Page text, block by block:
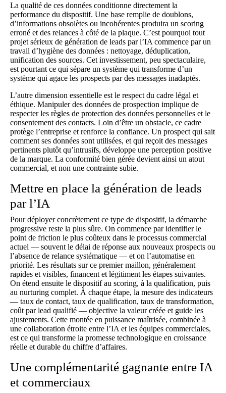
La qualité de ces données conditionne directement la
performance du dispositif. Une base remplie de doublons,
d’informations obsolètes ou incohérentes produira un scoring
erroné et des relances à côté de la plaque. C’est pourquoi tout
projet sérieux de génération de leads par l’IA commence par un
travail d’hygiène des données : nettoyage, déduplication,
unification des sources. Cet investissement, peu spectaculaire,
est pourtant ce qui sépare un système qui transforme d’un
système qui agace les prospects par des messages inadaptés.
L’autre dimension essentielle est le respect du cadre légal et
éthique. Manipuler des données de prospection implique de
respecter les règles de protection des données personnelles et le
consentement des contacts. Loin d’être un obstacle, ce cadre
protège l’entreprise et renforce la confiance. Un prospect qui sait
comment ses données sont utilisées, et qui reçoit des messages
pertinents plutôt qu’intrusifs, développe une perception positive
de la marque. La conformité bien gérée devient ainsi un atout
commercial, et non une contrainte subie.
Mettre en place la génération de leads
par l’IA
Pour déployer concrètement ce type de dispositif, la démarche
progressive reste la plus sûre. On commence par identifier le
point de friction le plus coûteux dans le processus commercial
actuel — souvent le délai de réponse aux nouveaux prospects ou
l’absence de relance systématique — et on l’automatise en
priorité. Les résultats sur ce premier maillon, généralement
rapides et visibles, financent et légitiment les étapes suivantes.
On étend ensuite le dispositif au scoring, à la qualification, puis
au nurturing complet. À chaque étape, la mesure des indicateurs
— taux de contact, taux de qualification, taux de transformation,
coût par lead qualifié — objective la valeur créée et guide les
ajustements. Cette montée en puissance maîtrisée, combinée à
une collaboration étroite entre l’IA et les équipes commerciales,
est ce qui transforme la promesse technologique en croissance
réelle et durable du chiffre d’affaires.
Une complémentarité gagnante entre IA
et commerciaux